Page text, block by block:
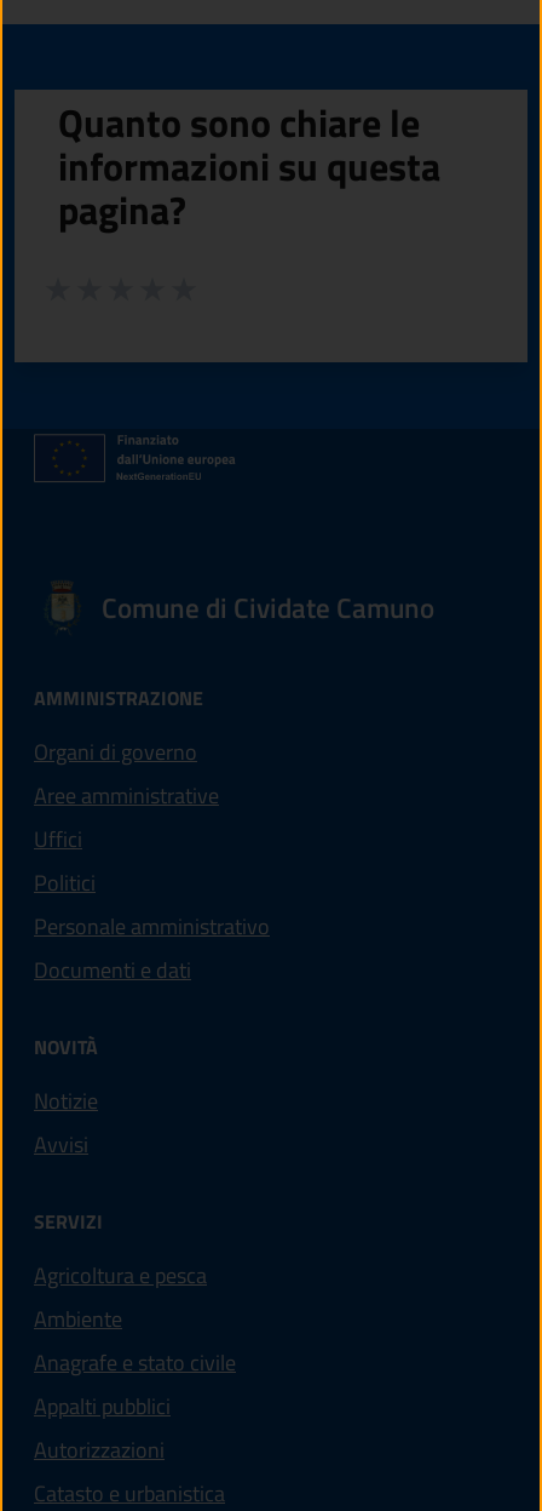
Quanto sono chiare le
informazioni su questa
pagina?
Comune di Cividate Camuno
AMMINISTRAZIONE
Organi di governo
Aree amministrative
Uffici
Politici
Personale amministrativo
Documenti e dati
NOVITÀ
Notizie
Avvisi
SERVIZI
Agricoltura e pesca
Ambiente
Anagrafe e stato civile
Appalti pubblici
Autorizzazioni
Catasto e urbanistica